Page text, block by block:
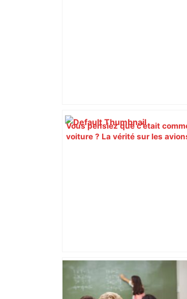
Vous pensiez que c’était
voiture ? La vérité sur les
Toulouse. Un incendie se
un bâtiment désaffecté : une
cinquantaine de migrants